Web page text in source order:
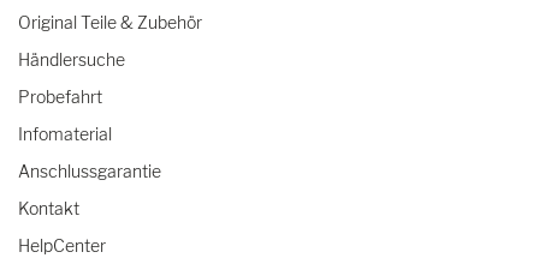
Original Teile & Zubehör
Händlersuche
Probefahrt
Infomaterial
Anschlussgarantie
Kontakt
HelpCenter